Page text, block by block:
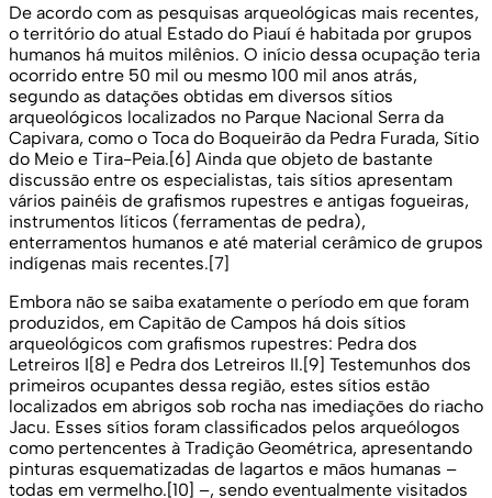
De acordo com as pesquisas arqueológicas mais recentes,
o território do atual Estado do Piauí é habitada por grupos
humanos há muitos milênios. O início dessa ocupação teria
ocorrido entre 50 mil ou mesmo 100 mil anos atrás,
segundo as datações obtidas em diversos sítios
arqueológicos localizados no Parque Nacional Serra da
Capivara, como o Toca do Boqueirão da Pedra Furada, Sítio
do Meio e Tira-Peia.[6] Ainda que objeto de bastante
discussão entre os especialistas, tais sítios apresentam
vários painéis de grafismos rupestres e antigas fogueiras,
instrumentos líticos (ferramentas de pedra),
enterramentos humanos e até material cerâmico de grupos
indígenas mais recentes.[7]
Embora não se saiba exatamente o período em que foram
produzidos, em Capitão de Campos há dois sítios
arqueológicos com grafismos rupestres: Pedra dos
Letreiros I[8] e Pedra dos Letreiros II.[9] Testemunhos dos
primeiros ocupantes dessa região, estes sítios estão
localizados em abrigos sob rocha nas imediações do riacho
Jacu. Esses sítios foram classificados pelos arqueólogos
como pertencentes à Tradição Geométrica, apresentando
pinturas esquematizadas de lagartos e mãos humanas –
todas em vermelho.[10] –, sendo eventualmente visitados